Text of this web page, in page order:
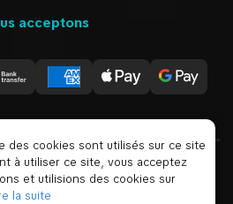
acceptons
USD
des cookies sont utilisés sur ce site
à utiliser ce site, vous acceptez
et utilisions des cookies sur
la suite